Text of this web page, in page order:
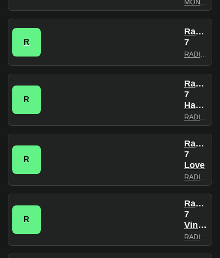
R
Radio
7
R
Radio
7
Happiness
R
Radio
7
Love
R
Radio
7
Vintage